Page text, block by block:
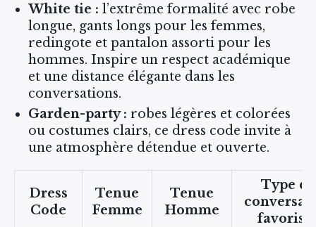
White tie : l’extrême formalité avec robe
longue, gants longs pour les femmes,
redingote et pantalon assorti pour les
hommes. Inspire un respect académique
et une distance élégante dans les
conversations.
Garden-party : robes légères et colorées
ou costumes clairs, ce dress code invite à
une atmosphère détendue et ouverte.
Dress
Code
Tenue
Femme
Tenue
Homme
Type de